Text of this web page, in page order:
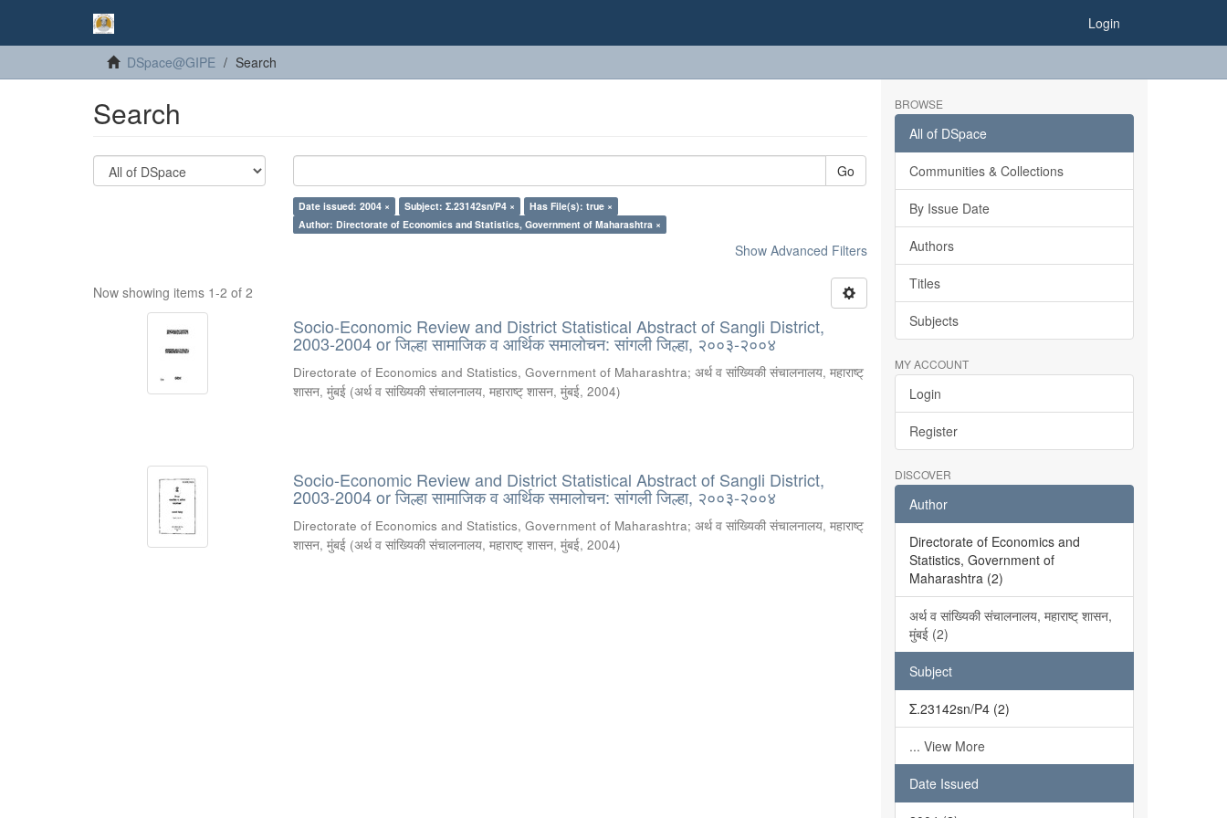
Login
DSpace@GIPE Search
Search
Go
Date issued: 2004 × Subject: Σ.23142sn/P4 ×
Has File(s): true ×
Author: Directorate of Economics and Statistics, Government of Maharashtra ×
Show Advanced Filters
Now showing items 1-2 of 2
Socio-Economic Review and District Statistical Abstract of Sangli District,
2003-2004 or जिल्हा सामाजिक व आर्थिक समालोचन: सांगली जिल्हा, २००३-२००४
Directorate of Economics and Statistics, Government of Maharashtra;अर्थ व सांख्यिकी संचालनालय, महाराष्ट्
शासन, मुंबई (अर्थ व सांख्यिकी संचालनालय, महाराष्ट् शासन, मुंबई,2004)
Socio-Economic Review and District Statistical Abstract of Sangli District,
2003-2004 or जिल्हा सामाजिक व आर्थिक समालोचन: सांगली जिल्हा, २००३-२००४
Directorate of Economics and Statistics, Government of Maharashtra;अर्थ व सांख्यिकी संचालनालय, महाराष्ट्
शासन, मुंबई (अर्थ व सांख्यिकी संचालनालय, महाराष्ट् शासन, मुंबई,2004)
BROWSE
All of DSpace
Communities & Collections
By Issue Date
Authors
Titles
Subjects
MY ACCOUNT
Login
Register
DISCOVER
Author
Directorate of Economics and
Statistics, Government of
Maharashtra (2)
अर्थ व सांख्यिकी संचालनालय, महाराष्ट् शासन,
मुंबई (2)
Subject
Σ.23142sn/P4 (2)
... View More
Date Issued